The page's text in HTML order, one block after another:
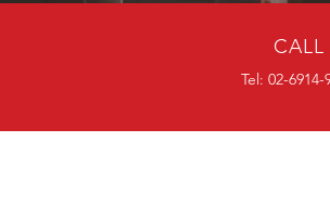
CALL
Tel: 02-6914-